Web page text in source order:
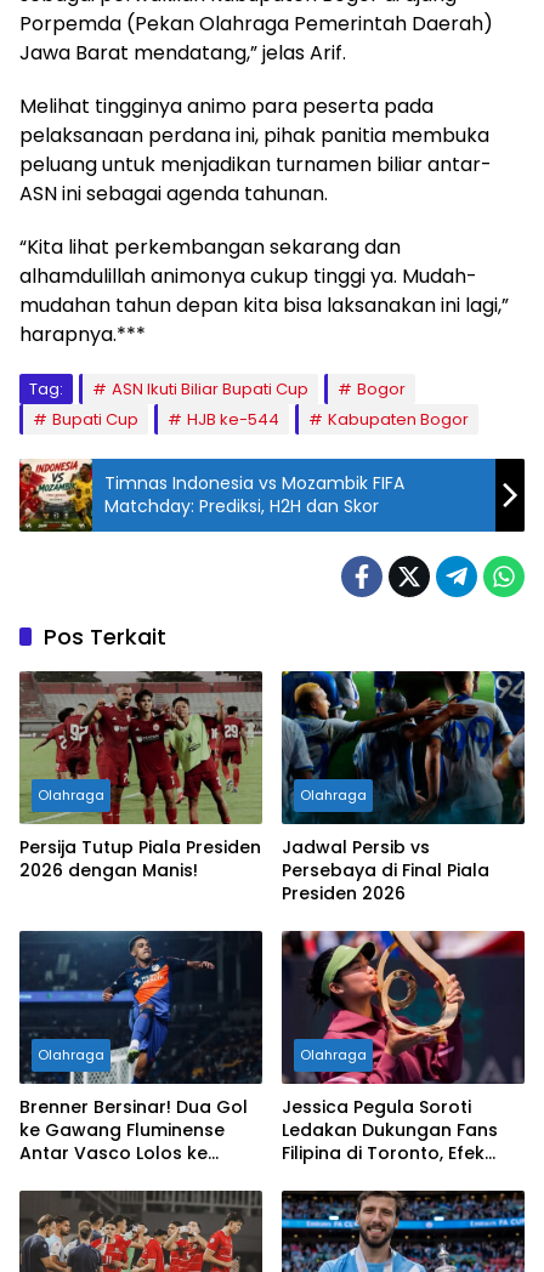
Porpemda (Pekan Olahraga Pemerintah Daerah)
Jawa Barat mendatang,” jelas Arif.
Melihat tingginya animo para peserta pada
pelaksanaan perdana ini, pihak panitia membuka
peluang untuk menjadikan turnamen biliar antar-
ASN ini sebagai agenda tahunan.
“Kita lihat perkembangan sekarang dan
alhamdulillah animonya cukup tinggi ya. Mudah-
mudahan tahun depan kita bisa laksanakan ini lagi,”
harapnya.***
Tag: ASN Ikuti Biliar Bupati Cup
Bogor
Bupati Cup
HJB ke-544 Kabupaten Bogor
Timnas Indonesia vs Mozambik FIFA
Matchday: Prediksi, H2H dan Skor
Pos Terkait
Olahraga
Persija Tutup Piala Presiden
2026 dengan Manis!
Olahraga
Jadwal Persib vs
Persebaya di Final Piala
Presiden 2026
Olahraga
Brenner Bersinar! Dua Gol
ke Gawang Fluminense
Antar Vasco Lolos ke
Brasil
Olahraga
Jessica Pegula Soroti
Ledakan Dukungan Fans
Filipina di Toronto, Efek
Terasa